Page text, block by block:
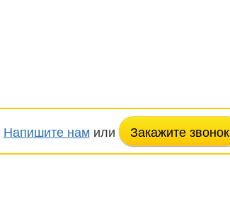
Напишите намили Закажите звонок